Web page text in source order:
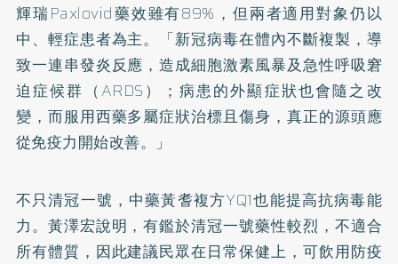
輝瑞Paxlovid藥效雖有89%，但兩者適用對象仍以
中、輕症患者為主。「新冠病毒在體內不斷複製，導
致一連串發炎反應，造成細胞激素風暴及急性呼吸窘
迫症候群（ARDS）；病患的外顯症狀也會隨之改
變，而服用西藥多屬症狀治標且傷身，真正的源頭應
從免疫力開始改善。」
不只清冠一號，中藥黃耆複方YQ1也能提高抗病毒能
力。黃澤宏說明，有鑑於清冠一號藥性較烈，不適合
所有體質，因此建議民眾在日常保健上，可飲用防疫